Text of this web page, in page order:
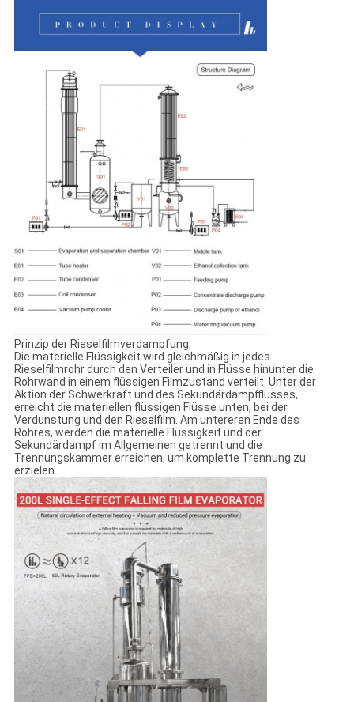
Prinzip der Rieselfilmverdampfung:
Die materielle Flüssigkeit wird gleichmäßig in jedes
Rieselfilmrohr durch den Verteiler und in Flüsse hinunter die
Rohrwand in einem flüssigen Filmzustand verteilt. Unter der
Aktion der Schwerkraft und des Sekundärdampfflusses,
erreicht die materiellen flüssigen Flüsse unten, bei der
Verdunstung und den Rieselfilm. Am untereren Ende des
Rohres, werden die materielle Flüssigkeit und der
Sekundärdampf im Allgemeinen getrennt und die
Trennungskammer erreichen, um komplette Trennung zu
erzielen.